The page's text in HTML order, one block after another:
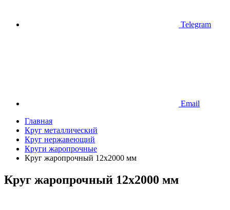
Telegram
Email
Главная
Круг металлический
Круг нержавеющий
Круги жаропрочные
Круг жаропрочный 12х2000 мм
Круг жаропрочный 12х2000 мм